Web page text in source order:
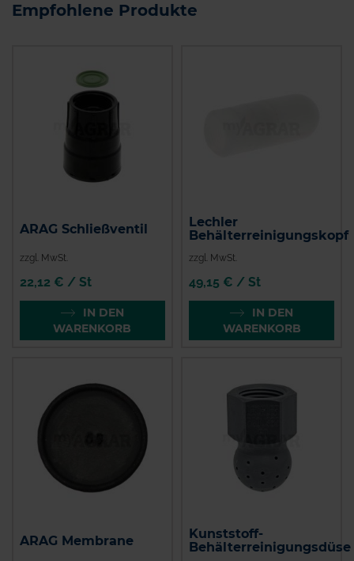
Empfohlene Produkte
ARAG Schließventil
zzgl. MwSt.
22,12 € / St
IN DEN
WARENKORB
Lechler
Behälterreinigungskopf
zzgl. MwSt.
49,15 € / St
IN DEN
WARENKORB
ARAG Membrane
Kunststoff-
Behälterreinigungsdüse